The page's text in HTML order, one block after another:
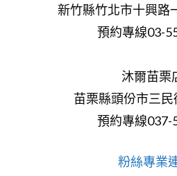
新竹縣竹北市十興路
預約專線03-
沐爾苗栗
苗栗縣頭份市三
預約專線037-
粉絲專業